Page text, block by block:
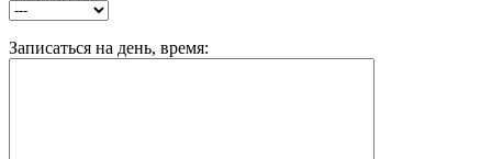
Записаться на день, время: